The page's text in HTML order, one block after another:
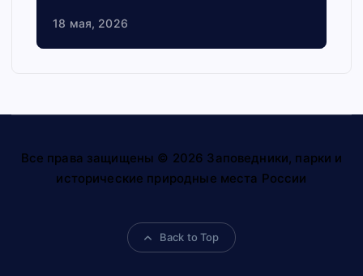
18 мая, 2026
Все права защищены © 2026 Заповедники, парки и
исторические природные места России
Back to Top